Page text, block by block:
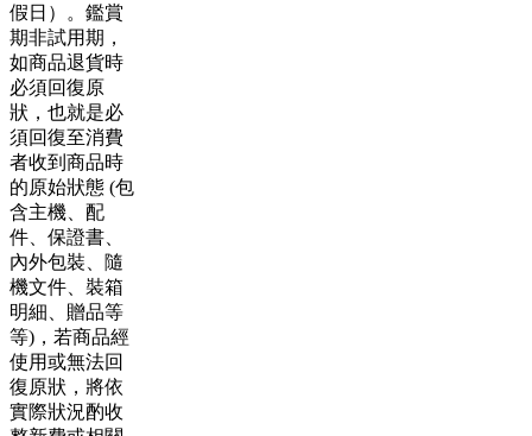
假日）。鑑賞
期非試用期，
如商品退貨時
必須回復原
狀，也就是必
須回復至消費
者收到商品時
的原始狀態 (包
含主機、配
件、保證書、
內外包裝、隨
機文件、裝箱
明細、贈品等
等)，若商品經
使用或無法回
復原狀，將依
實際狀況酌收